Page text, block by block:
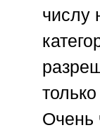
числу
Очень